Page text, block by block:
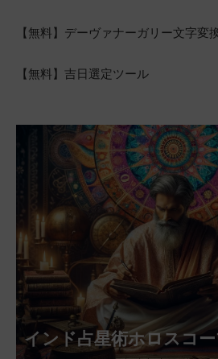
【無料】デーヴァナーガリー文字変
【無料】吉日選定ツール
インド占星術ホロスコ